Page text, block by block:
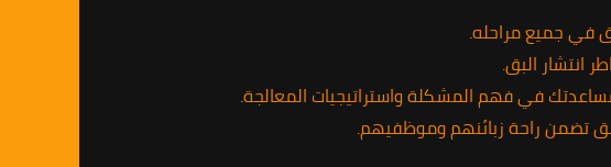
في جميع مراحله.
انتشار البق.
في فهم المشكلة واستراتيجيات المعالجة.
تضمن راحة زبائنهم وموظفيهم.